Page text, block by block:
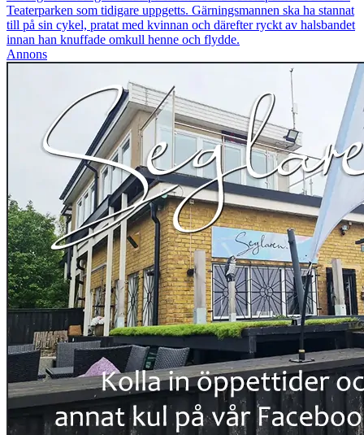
Teaterparken som tidigare uppgetts. Gärningsmannen ska ha stannat
till på sin cykel, pratat med kvinnan och därefter ryckt av halsbandet
innan han knuffade omkull henne och flydde.
Annons